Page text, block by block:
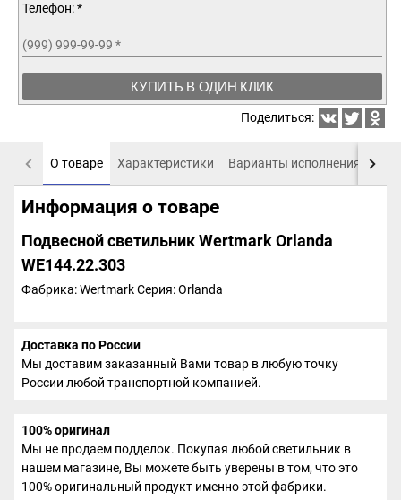
Телефон: *
(999) 999-99-99 *
КУПИТЬ В ОДИН КЛИК
Поделиться:
О товаре Характеристики Варианты исполнения
Информация о товаре
Подвесной светильник Wertmark Orlanda
WE144.22.303
Фабрика: WertmarkСерия: Orlanda
Доставка по России
Мы доставим заказанный Вами товар в любую точку
России любой транспортной компанией.
100% оригинал
Мы не продаем подделок. Покупая любой светильник в
нашем магазине, Вы можете быть уверены в том, что это
100% оригинальный продукт именно этой фабрики.